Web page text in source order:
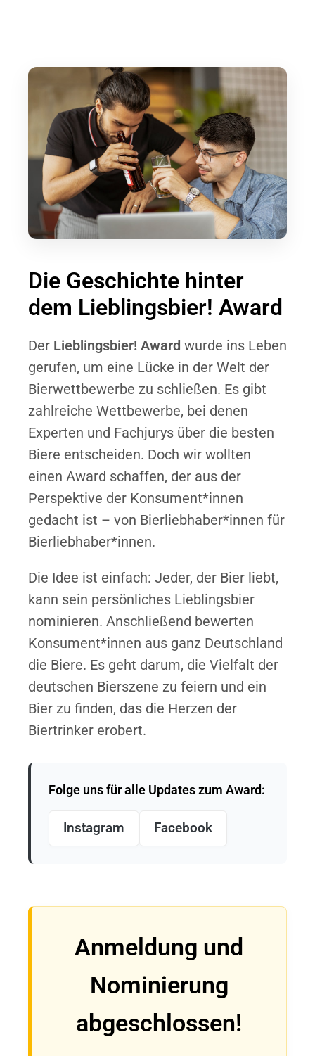
Die Geschichte hinter
dem Lieblingsbier! Award
Der Lieblingsbier! Award wurde ins Leben
gerufen, um eine Lücke in der Welt der
Bierwettbewerbe zu schließen. Es gibt
zahlreiche Wettbewerbe, bei denen
Experten und Fachjurys über die besten
Biere entscheiden. Doch wir wollten
einen Award schaffen, der aus der
Perspektive der Konsument*innen
gedacht ist – von Bierliebhaber*innen für
Bierliebhaber*innen.
Die Idee ist einfach: Jeder, der Bier liebt,
kann sein persönliches Lieblingsbier
nominieren. Anschließend bewerten
Konsument*innen aus ganz Deutschland
die Biere. Es geht darum, die Vielfalt der
deutschen Bierszene zu feiern und ein
Bier zu finden, das die Herzen der
Biertrinker erobert.
Folge uns für alle Updates zum Award:
Instagram Facebook
Anmeldung und
Nominierung
abgeschlossen!